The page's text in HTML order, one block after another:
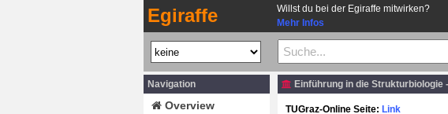
Egiraffe
Willst du bei der Egiraffe mitwirken?
Mehr Infos
Navigation
Overview
Einführung in die Strukturbiologie
TUGraz-Online Seite: Link